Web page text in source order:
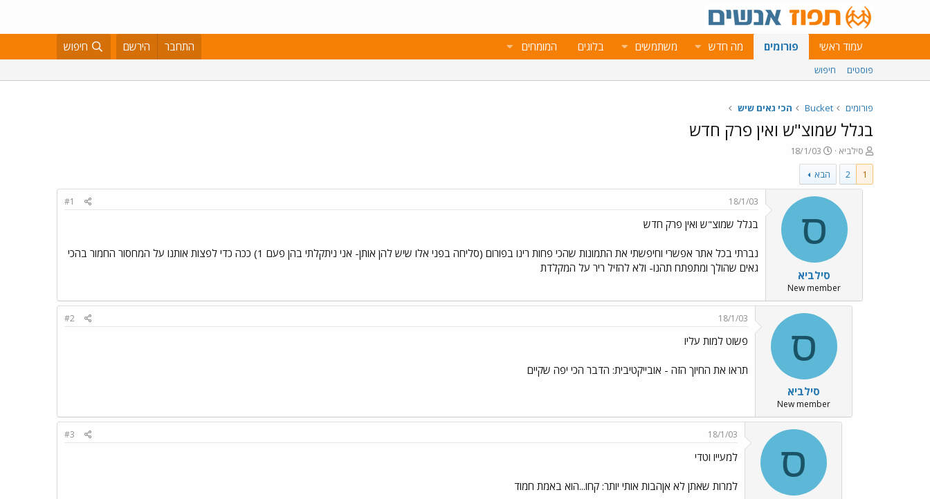
עמוד ראשי פורומים מה חדש משתמשים בלוגים המומחים התחבר הירשם חיפוש
פוסטים חיפוש
פורומים Bucket הכי גאים שיש
בגלל שמוצ"ש ואין פרק חדש
פ
ו
ת
ח
סילביא
פ
ו
ר
ס
ם
ת
א
י
ך
18/1/03
1
2 הבא
ס
סילביא
New member
18/1/03
#1
בגלל שמוצ"ש ואין פרק חדש
נברתי בכל אתר אפשרי וחיפשתי את התמונות שהכי פחות רינו בפורום (סליחה בפני אלו שיש להן אותן- אני ניתקלתי בהן פעם 1) ככה כדי לפצות אותנו על המחסור החמור בהכי
גאים שהולך ומתפתח תהנו- ולא להזיל ריר על המקלדת
ס
סילביא
New member
18/1/03
#2
פשוט למות עליו
תראו את החיוך הזה - אובייקטיבית: הדבר הכי יפה שקיים
ס
18/1/03
#3
למעייו וטדי
למרות שאתן לא אןהבות אותי יותר: קחו...הוא באמת חמוד